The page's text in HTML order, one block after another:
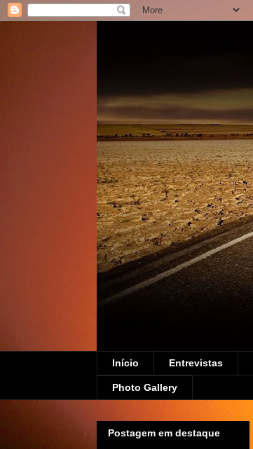
Início Entrevistas
Photo Gallery
Postagem em destaque